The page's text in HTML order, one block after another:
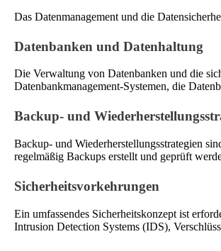
Das Datenmanagement und die
Datenbanken und Datenhaltung
Die Verwaltung von Datenbanken und die
Datenbankmanagement-Systemen, die
Backup- und
Backup- und Wiederherstellungsstrategien
regelmäßig Backups erstellt und geprüft
Sicherheitsvorkehrungen
Ein umfassendes Sicherheitskonzept ist
Intrusion Detection Systems (IDS),